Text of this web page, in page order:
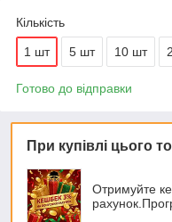
Кількість
1 шт 5 шт 10 шт
Готово до відправки
При купівлі цього
Отримуйте